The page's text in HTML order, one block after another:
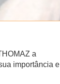
a
importância e